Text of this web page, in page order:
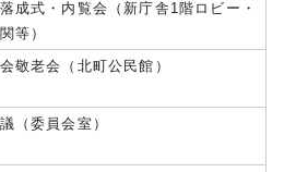
成式・内覧会（新庁舎1階ロビー・
等）
敬老会（北町公民館）
（委員会室）